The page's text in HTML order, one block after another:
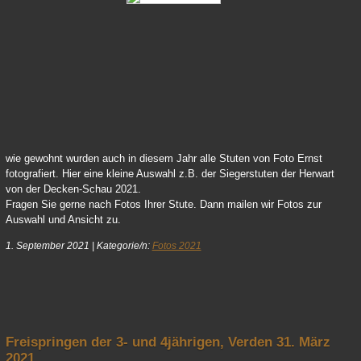
64 Vicky 01
wie gewohnt wurden auch in diesem Jahr alle Stuten von Foto Ernst
fotografiert. Hier eine kleine Auswahl z.B. der Siegerstuten der Herwart
von der Decken-Schau 2021.
Fragen Sie gerne nach Fotos Ihrer Stute. Dann mailen wir Fotos zur
Auswahl und Ansicht zu.
1. September 2021 Kategorie/n: Fotos 2021
Freispringen der 3- und 4jährigen, Verden 31. März